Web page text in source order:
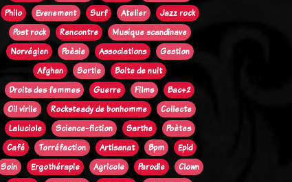
Philo
Evenement Surf Atelier
Jazz rock
Post rock
Rencontre
Musique scandinave
Norvégien
Poèsie Associations
Gestion
Afghan
Sortie
Boite de nuit
Droits des femmes
Guerre Films
Bac+2
Oi! virile
Rocksteady de bonhomme
Collecte
Laluciole
Science-fiction Sarthe
Poètes
Café
Torréfaction Artisanat Bpm
Epid
Soin
Ergothérapie Agricole Parodie
Clown